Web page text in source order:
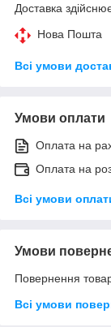
Доставка
Нова Пошта
Всі умови
Умови оплати
Оплата на
Оплата на
Всі умови
Умови
Повернення
Всі умови